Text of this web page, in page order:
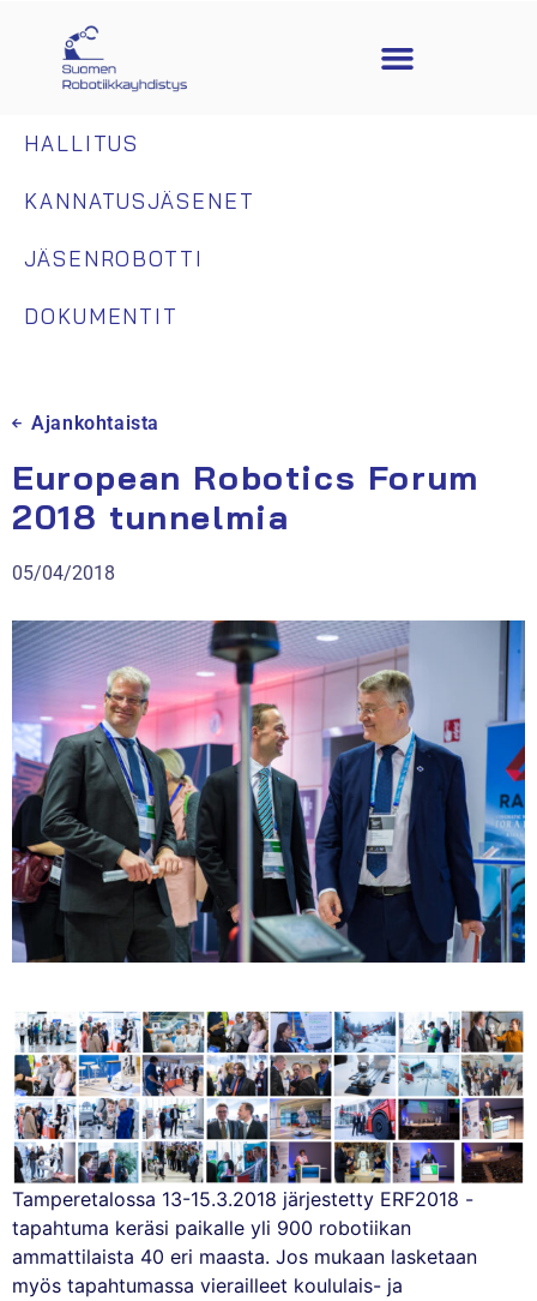
HALLITUS
KANNATUSJÄSENET
JÄSENROBOTTI
DOKUMENTIT
Ajankohtaista
European Robotics Forum
2018 tunnelmia
05/04/2018
Tamperetalossa 13-15.3.2018 järjestetty ERF2018 -
tapahtuma keräsi paikalle yli 900 robotiikan
ammattilaista 40 eri maasta. Jos mukaan lasketaan
myös tapahtumassa vierailleet koululais- ja